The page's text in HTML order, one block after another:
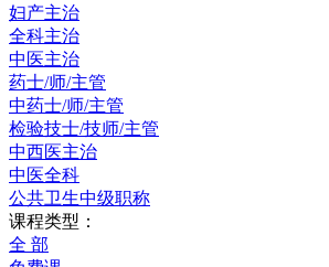
妇产主治
全科主治
中医主治
药士/师/主管
中药士/师/主管
检验技士/技师/主管
中西医主治
中医全科
公共卫生中级职称
课程类型：
全 部